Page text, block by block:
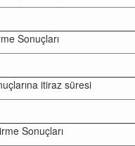
Sonuçları
itiraz süresi
Sonuçları